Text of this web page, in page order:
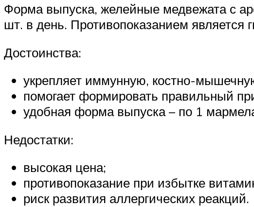
Форма выпуска, желейные медвежата с
шт. в день. Противопоказанием является
Достоинства:
укрепляет иммунную, костно-
помогает формировать правильный
удобная форма выпуска – по 1
Недостатки:
высокая цена;
противопоказание при избытке
риск развития аллергических реакций.